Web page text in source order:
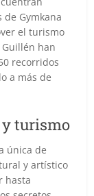
Gymkana
el turismo
han
recorridos
a más de
y turismo
única de
y artístico
hasta